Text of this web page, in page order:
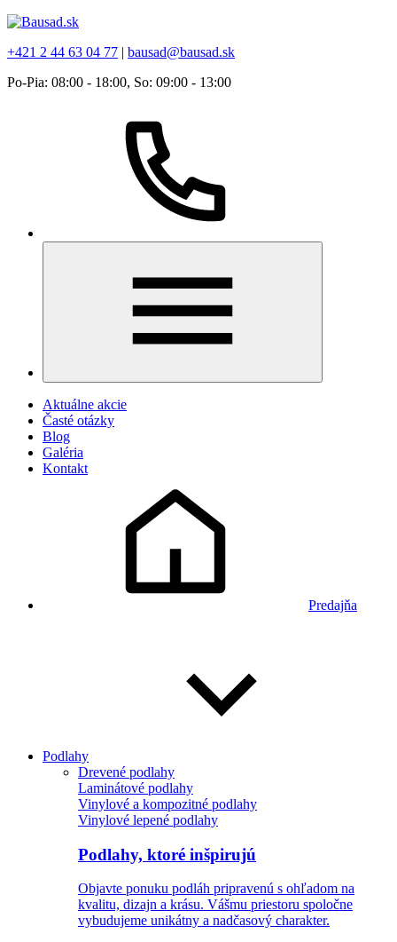
+421 2 44 63 04 77 | bausad@bausad.sk
Po-Pia: 08:00 - 18:00, So: 09:00 - 13:00
Aktuálne akcie
Časté otázky
Blog
Galéria
Kontakt
Predajňa
Podlahy
Drevené podlahy
Laminátové podlahy
Vinylové a kompozitné podlahy
Vinylové lepené podlahy
Podlahy, ktoré inšpirujú
Objavte ponuku podláh pripravenú s ohľadom na
kvalitu, dizajn a krásu. Vášmu priestoru spoločne
vybudujeme unikátny a nadčasový charakter.